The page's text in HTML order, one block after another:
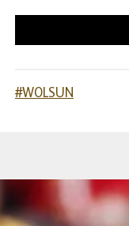
#WOLSUN